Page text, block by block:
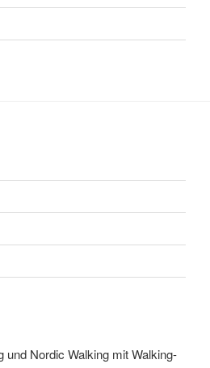
und Nordic Walking mit Walking-